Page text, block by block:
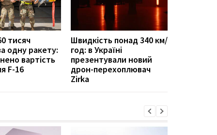
тисяч
одну ракету:
вартість
F-16
Швидкість понад 340 км/
год: в Україні
презентували новий
дрон-перехоплювач
Zirka